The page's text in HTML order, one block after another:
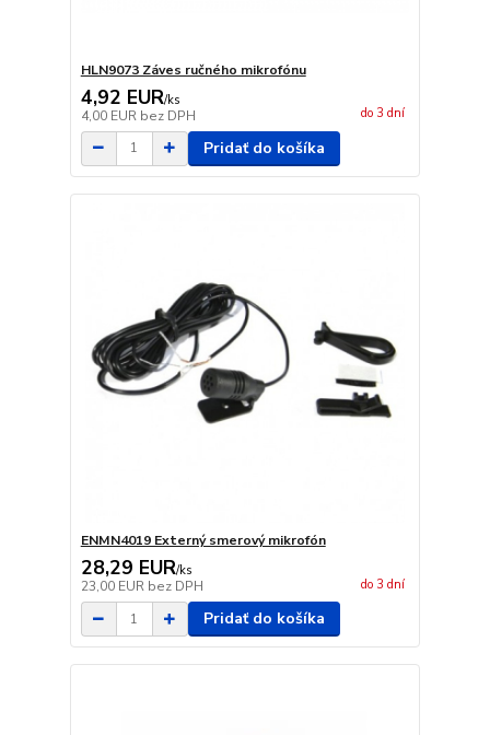
HLN9073 Záves ručného mikrofónu
4,92 EUR/ks
4,00 EUR bez DPH do 3 dní
Pridať do košíka
ENMN4019 Externý smerový mikrofón
28,29 EUR/ks
23,00 EUR bez DPH do 3 dní
Pridať do košíka